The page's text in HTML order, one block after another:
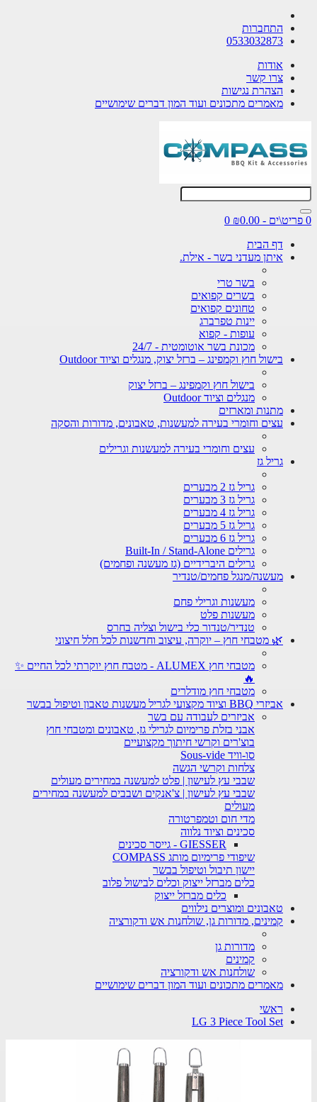
התחברות
0533032873
אודות
צרו קשר
הצהרת נגישות
מאמרים מתכונים ועוד המון דברים שימושיים
0
דף הבית
איתן מעדני בשר - אילת.
בשר טרי
בשרים קפואים
טחונים קפואים
יינות טפרברג
עופות - קפוא
מכונת בשר אוטומטית - 24/7
בישול חוץ וקמפינג – ברזל יצוק, מנגלים וציוד Outdoor
בישול חוץ וקמפינג – ברזל יצוק
מנגלים וציוד Outdoor
מתנות ומארזים
עצים וחומרי בעירה למעשנות, טאבונים, מדורות והסקה
עצים וחומרי בעירה למעשנות וגרילים
גריל גז
גריל גז 2 מבערים
גריל גז 3 מבערים
גריל גז 4 מבערים
גריל גז 5 מבערים
גריל גז 6 מבערים
גרילים Built-In / Stand-Alone
גרילים היברידיים (גז מעשנה ופחמים)
מעשנה/מנגל פחמים/טנדיר
מעשנות וגרילי פחם
מעשנות פלט
טנדיר/טנדור כלי בישול וצליה בחרס
🌿 מטבחי חוץ – יוקרה, עיצוב וחדשנות לכל חלל חיצוני
מטבחי חוץ ALUMEX - מטבח חוץ יוקרתי לכל החיים ✨
מטבחי חוץ מודלרים
אביזרי BBQ וציוד מקצועי לגריל מעשנות טאבון וטיפול בבשר
אביזרים לעבודה עם בשר
אבני בזלת פרימיום לגרילי גז, טאבונים ומטבחי חוץ
בוצ'רים וקרשי חיתוך מקצועיים
סו-וויד Sous-vide
צלחות וקרשי הגשה
שבבי עץ לעישון | פלט למעשנה במחירים מעולים
שבבי עץ לעישון | צ'אנקים ושבבים למעשנה במחירים
מעולים
מדי חום וטמפרטורה
סכינים וציוד נלווה
GIESSER - גייסר סכינים
שיפודי פרימיום מותג COMPASS
יישון תיבול וטיפול בבשר
כלים מברזל ייצוק וכלים לבישול פלוב
כלים מברזל ייצוק
טאבונים ומוצרים נילווים
קמינים, מדורות גן, שולחנות אש ודקורציה
מדורות גן
קמינים
שולחנות אש ודקורציה
מאמרים מתכונים ועוד המון דברים שימושיים
ראשי
LG 3 Piece Tool Set